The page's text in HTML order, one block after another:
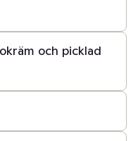
och picklad